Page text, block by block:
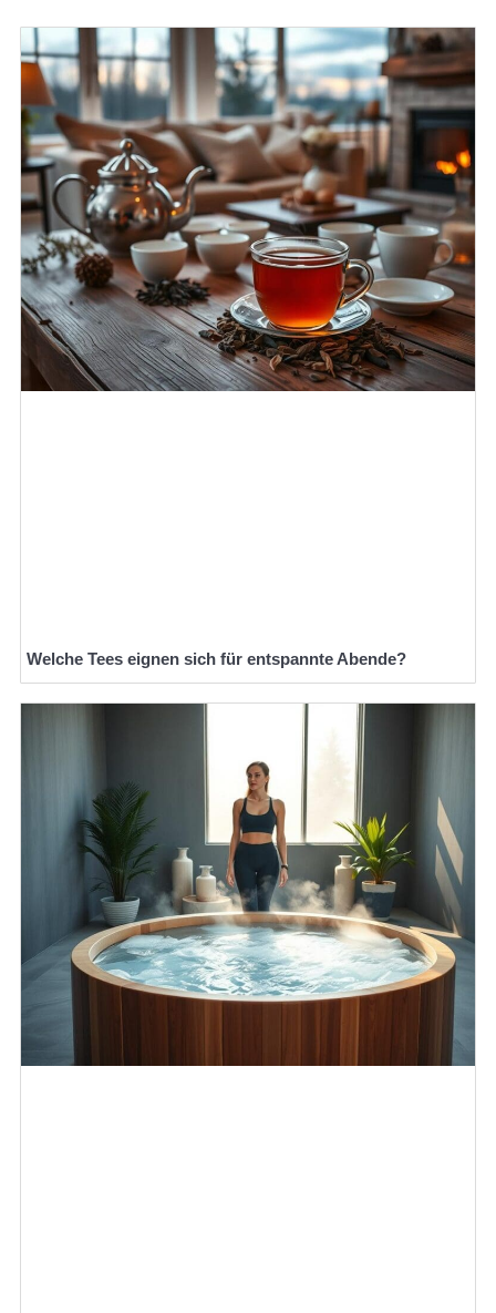
Welche Tees eignen sich für entspannte Abende?